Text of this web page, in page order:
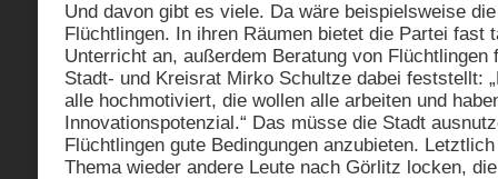
Und davon gibt es viele. Da wäre beispielsweise
Flüchtlingen. In ihren Räumen bietet die Partei fast
Unterricht an, außerdem Beratung von Flüchtlingen
Stadt- und Kreisrat Mirko Schultze dabei feststellt:
alle hochmotiviert, die wollen alle arbeiten und
Innovationspotenzial.“ Das müsse die Stadt
Flüchtlingen gute Bedingungen anzubieten.
Thema wieder andere Leute nach Görlitz locken,